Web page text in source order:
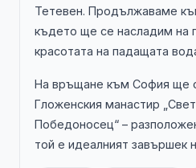
Тетевен. Продължаваме
където ще се насладим на
красотата на падащата
На връщане към София ще
Гложенския манастир
Победоносец“ –
той е идеалният завършек